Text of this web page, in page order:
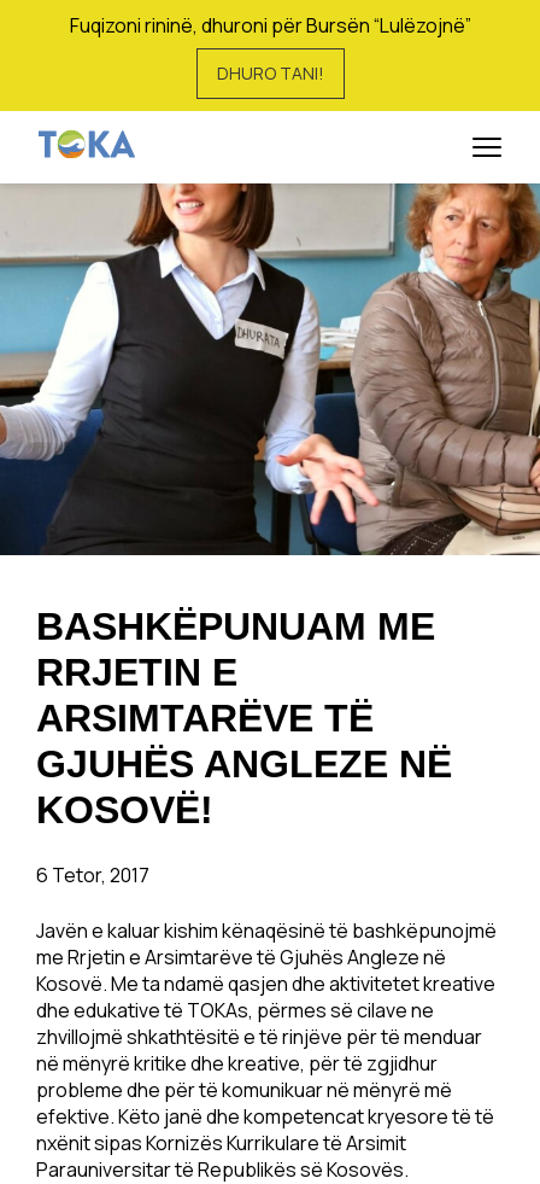
Fuqizoni rininë, dhuroni për Bursën “Lulëzojnë”
DHURO TANI!
BASHKËPUNUAM ME
RRJETIN E
ARSIMTARËVE TË
GJUHËS ANGLEZE NË
KOSOVË!
6 Tetor, 2017
Javën e kaluar kishim kënaqësinë të bashkëpunojmë
me Rrjetin e Arsimtarëve të Gjuhës Angleze në
Kosovë. Me ta ndamë qasjen dhe aktivitetet kreative
dhe edukative të TOKAs, përmes së cilave ne
zhvillojmë shkathtësitë e të rinjëve për të menduar
në mënyrë kritike dhe kreative, për të zgjidhur
probleme dhe për të komunikuar në mënyrë më
efektive. Këto janë dhe kompetencat kryesore të të
nxënit sipas Kornizës Kurrikulare të Arsimit
Parauniversitar të Republikës së Kosovës.